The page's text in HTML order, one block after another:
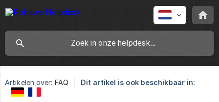
Artikelen over: FAQ Dit artikel is ook beschikbaar in: